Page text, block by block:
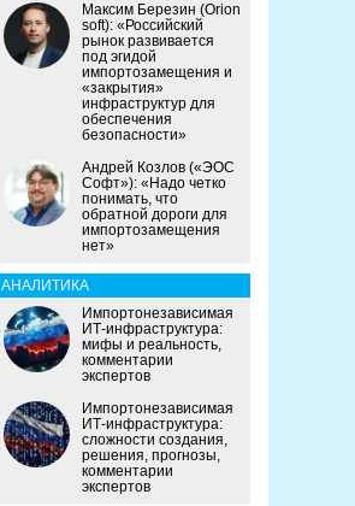
Максим Березин (Orion
soft): «Российский
рынок развивается
под эгидой
импортозамещения и
«закрытия»
инфраструктур для
обеспечения
безопасности»
Андрей Козлов («ЭОС
Софт»): «Надо четко
понимать, что
обратной дороги для
импортозамещения
нет»
АНАЛИТИКА
Импортонезависимая
ИТ-инфраструктура:
мифы и реальность,
комментарии
экспертов
Импортонезависимая
ИТ-инфраструктура:
сложности создания,
решения, прогнозы,
комментарии
экспертов